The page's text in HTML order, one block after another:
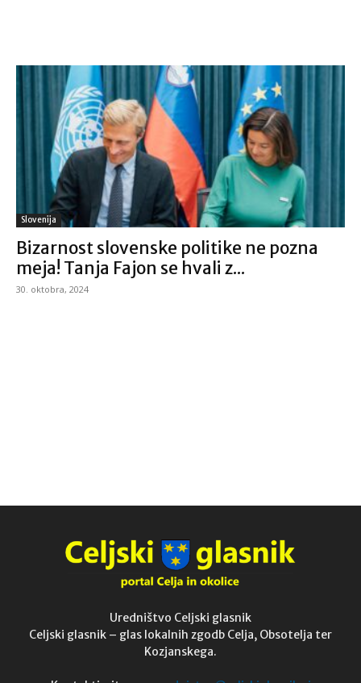
Slovenija
Bizarnost slovenske politike ne pozna
meja! Tanja Fajon se hvali z...
30. oktobra, 2024
Uredništvo Celjski glasnik
Celjski glasnik – glas lokalnih zgodb Celja, Obsotelja ter
Kozjanskega.